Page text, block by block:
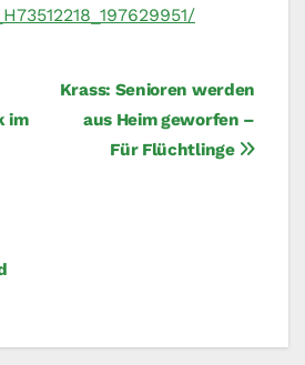
Krass: Senioren werden
aus Heim geworfen –
Für Flüchtlinge
im